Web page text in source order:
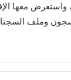
واستعرض معها
وملف